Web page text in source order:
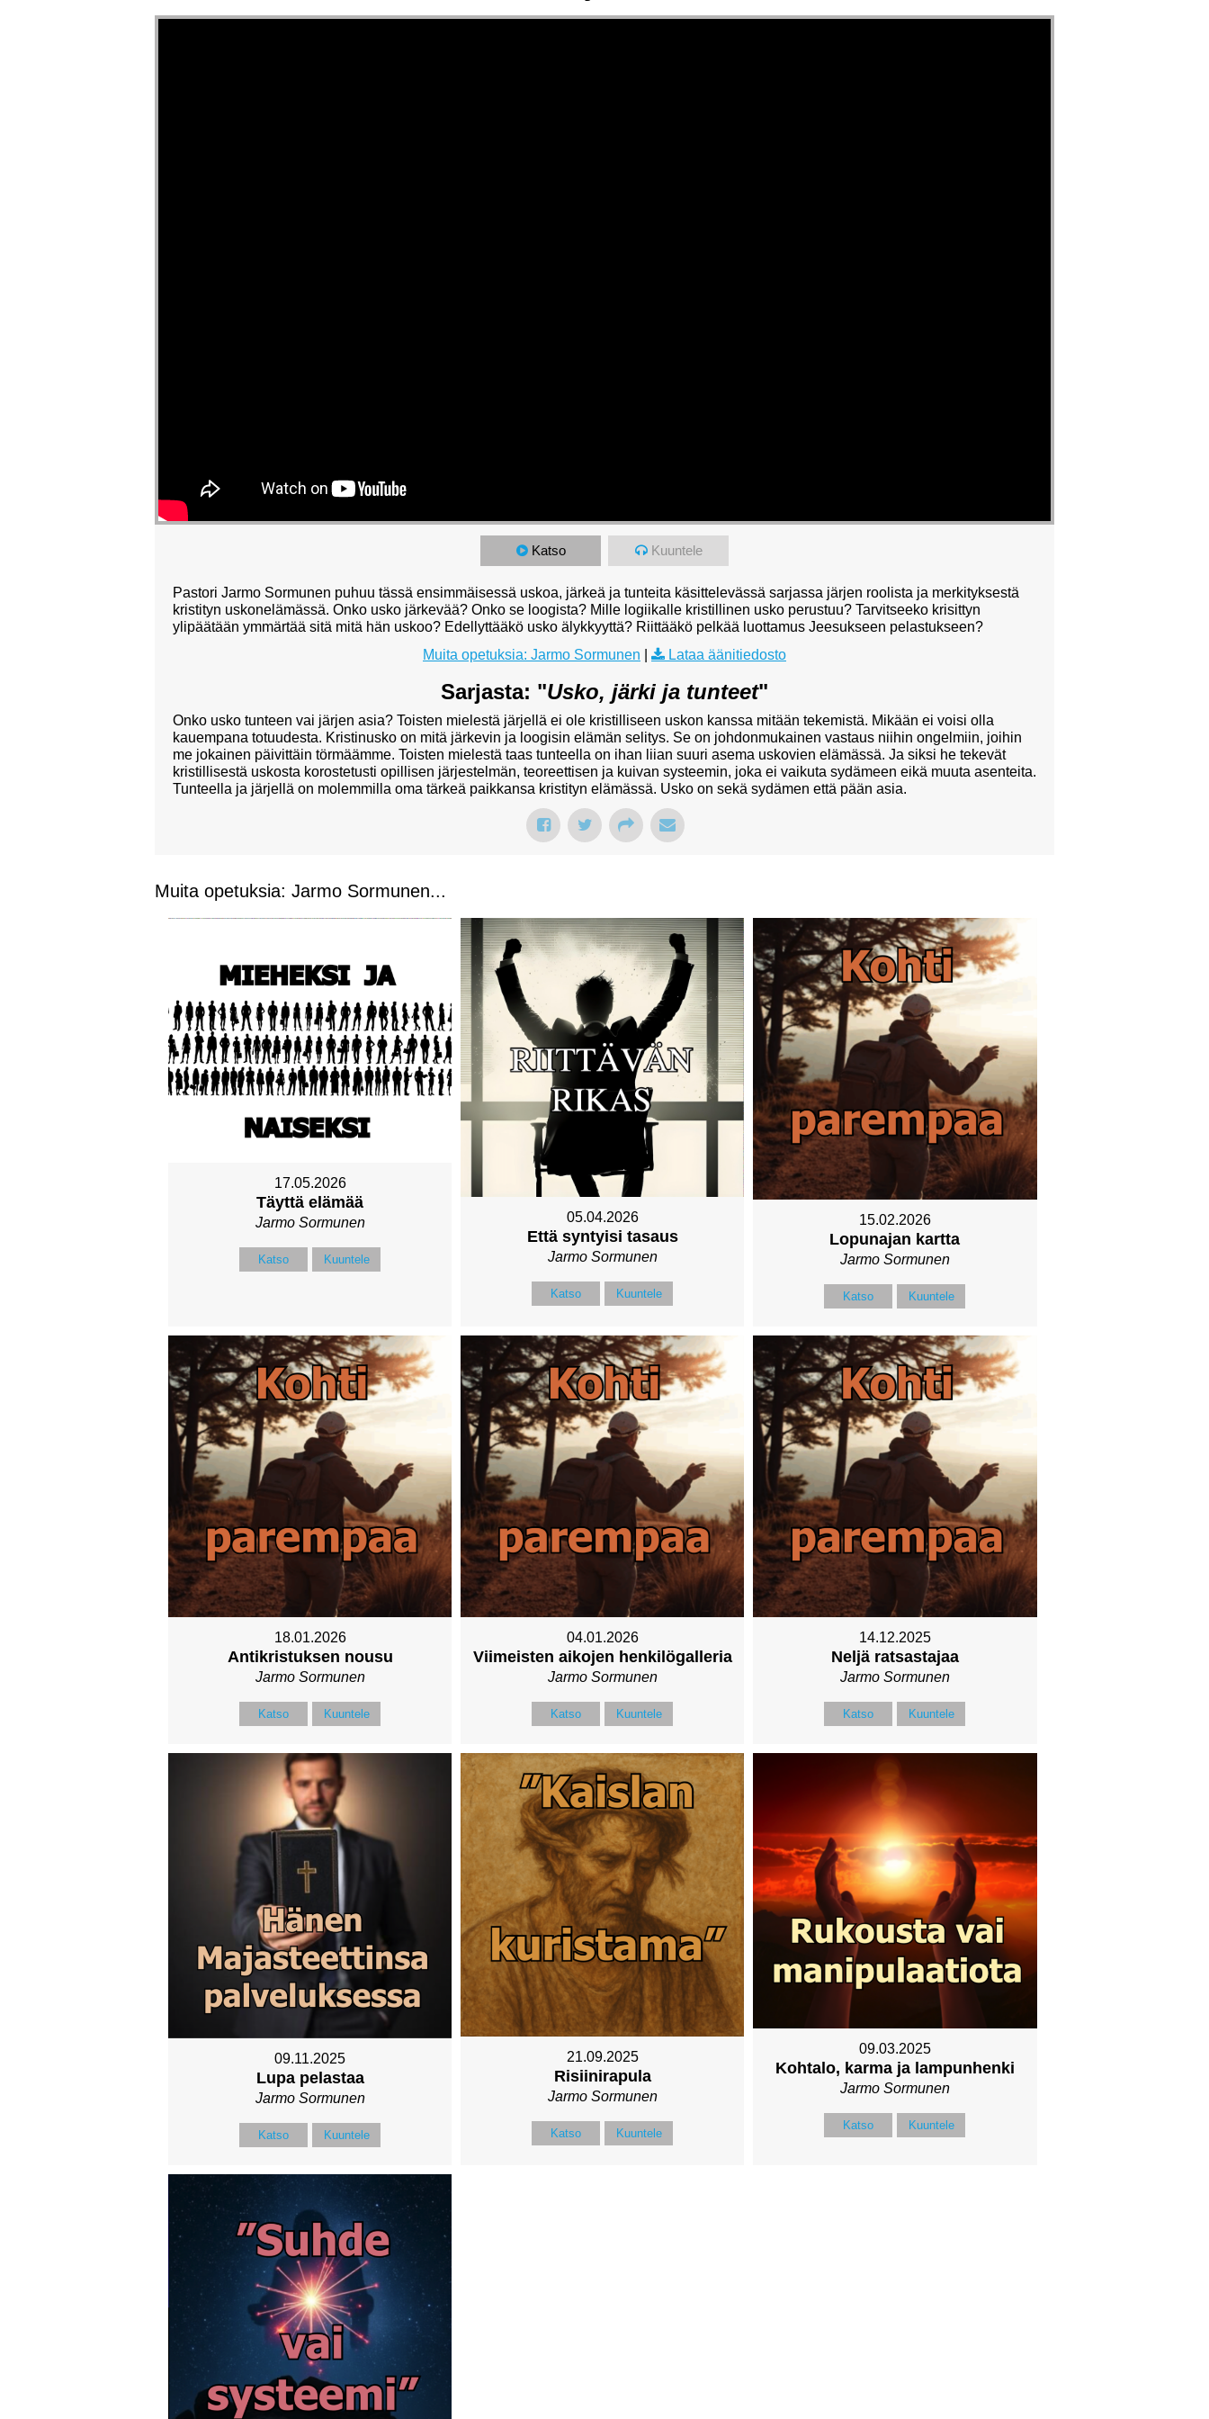
Katso Kuuntele
Pastori Jarmo Sormunen puhuu tässä ensimmäisessä uskoa, järkeä ja tunteita käsittelevässä sarjassa järjen roolista ja merkityksestä
kristityn uskonelämässä. Onko usko järkevää? Onko se loogista? Mille logiikalle kristillinen usko perustuu? Tarvitseeko krisittyn
ylipäätään ymmärtää sitä mitä hän uskoo? Edellyttääkö usko älykkyyttä? Riittääkö pelkää luottamus Jeesukseen pelastukseen?
Muita opetuksia: Jarmo Sormunen
Lataa äänitiedosto
Sarjasta: "Usko, järki ja tunteet"
Onko usko tunteen vai järjen asia? Toisten mielestä järjellä ei ole kristilliseen uskon kanssa mitään tekemistä. Mikään ei voisi olla
kauempana totuudesta. Kristinusko on mitä järkevin ja loogisin elämän selitys. Se on johdonmukainen vastaus niihin ongelmiin, joihin
me jokainen päivittäin törmäämme. Toisten mielestä taas tunteella on ihan liian suuri asema uskovien elämässä. Ja siksi he tekevät
kristillisestä uskosta korostetusti opillisen järjestelmän, teoreettisen ja kuivan systeemin, joka ei vaikuta sydämeen eikä muuta asenteita.
Tunteella ja järjellä on molemmilla oma tärkeä paikkansa kristityn elämässä. Usko on sekä sydämen että pään asia.
Muita opetuksia: Jarmo Sormunen...
17.05.2026
Täyttä elämää
Jarmo Sormunen
Katso Kuuntele
05.04.2026
Että syntyisi tasaus
Jarmo Sormunen
Katso Kuuntele
15.02.2026
Lopunajan kartta
Jarmo Sormunen
Katso Kuuntele
18.01.2026
Antikristuksen nousu
Jarmo Sormunen
Katso Kuuntele
04.01.2026
Viimeisten aikojen henkilögalleria
Jarmo Sormunen
Katso Kuuntele
14.12.2025
Neljä ratsastajaa
Jarmo Sormunen
Katso Kuuntele
09.11.2025
Lupa pelastaa
Jarmo Sormunen
Katso Kuuntele
21.09.2025
Risiinirapula
Jarmo Sormunen
Katso Kuuntele
09.03.2025
Kohtalo, karma ja lampunhenki
Jarmo Sormunen
Katso Kuuntele